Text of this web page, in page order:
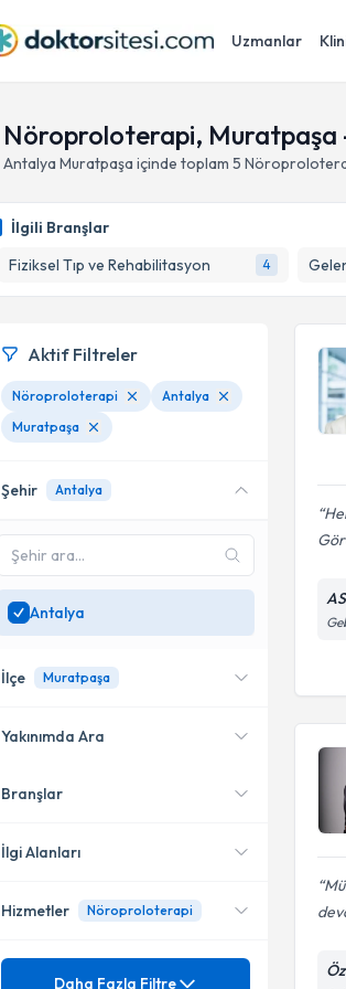
Uzmanlar
Nöroproloterapi, Muratpaşa
Antalya Muratpaşa içinde toplam 5
İlgili Branşlar
Fiziksel Tıp ve Rehabilitasyon
4
Aktif Filtreler
Nöroproloterapi
Antalya
Muratpaşa
Şehir Antalya
Antalya
İlçe Muratpaşa
Muratpaşa
Kepez
Yakınımda Ara
Konumuma yakın uzmanları
Branşlar
Fiziksel Tıp ve Rehabilitasyon
Geleneksel ve Tamamlayıcı Tıp
İlgi Alanları
Ağrı
Hizmetler Nöroproloterapi
Mezuniyet
Daha Fazla Filtre